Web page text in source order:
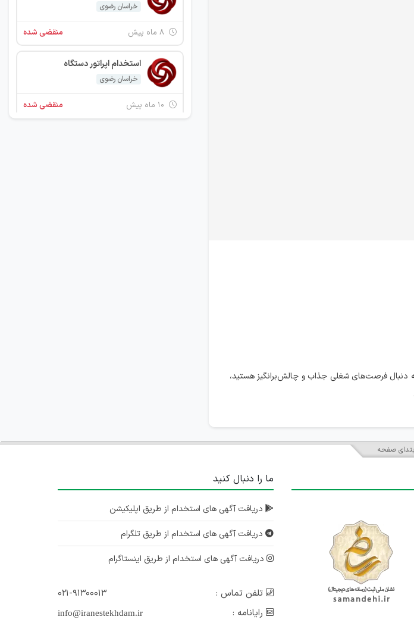
دنبال فرصت‌های شغلی جذاب و چالش‌برانگیز هستید،
خراسان رضوی
منقضی شده
استخدام اپراتور دستگاه
خراسان رضوی
منقضی شده
خراسان رضوی
خراسان رضوی
۱ سال پیش
صفحه
ما را دنبال کنید
دریافت آگهی های استخدام از طریق اپلیکیشن
دریافت آگهی های استخدام از طریق تلگرام
دریافت آگهی های استخدام از طریق اینستاگرام
تلفن تماس :
۰۲۱-۹۱۳۰۰۰۱۳
رایانامه :
info@iranestekhdam.ir